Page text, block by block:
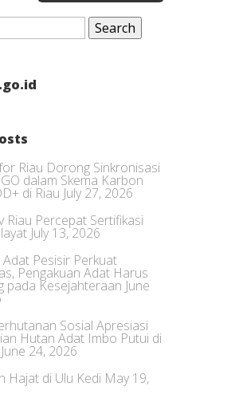
Riau Dorong Sinkronisasi
dalam Skema Karbon
di Riau July 27, 2026
Riau Percepat Sertifikasi
July 13, 2026
Adat Pesisir Perkuat
Pengakuan Adat Harus
pada Kesejahteraan June
Sosial Apresiasi
Hutan Adat Imbo Putui di
June 24, 2026
Hajat di Ulu Kedi May 19,